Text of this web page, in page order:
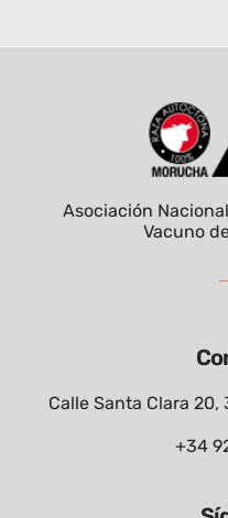
Calle Santa Clara 20,
+34
Asociación
Vacuno